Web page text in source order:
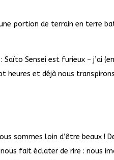
portion de terrain en terre
Sensei est furieux – j’ai
heures et déjà nous
sommes loin d’être beaux !
fait éclater de rire : nous